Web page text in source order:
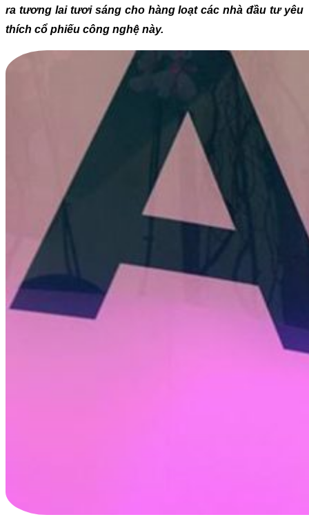
ra tương lai tươi sáng cho hàng loạt các nhà đầu tư yêu
thích cổ phiếu công nghệ này.